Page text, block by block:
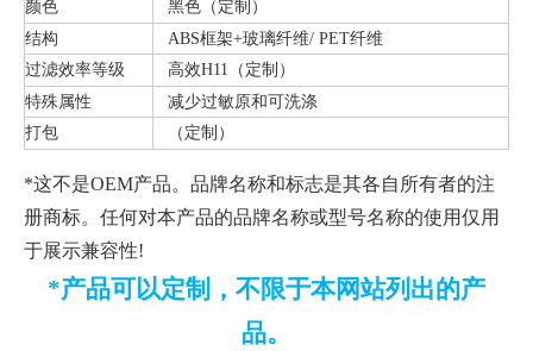
颜色 黑色（定制）
结构 ABS框架+玻璃纤维/ PET纤维
过滤效率等级 高效H11（定制）
特殊属性 减少过敏原和可洗涤
打包 （定制）
*这不是OEM产品。品牌名称和标志是其各自所有者的注
册商标。任何对本产品的品牌名称或型号名称的使用仅用
于展示兼容性!
*产品可以定制，不限于本网站列出的产
品。